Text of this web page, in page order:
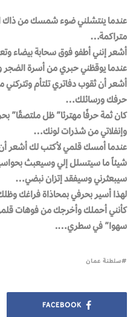
عندما ينتشلني ضوء شمسك من ذاك
متراكمة…
أشعر إنني أطفو فوق سحابة بيضاء
عندما يوقظني حبري من أسرة
أشعر أن ثقوب دفاتري تلتأم
حرفك ورسائلك…
كان ثمة حرفًا مهترئا” ظل ملتصقًا”
وإنفلاتي من شذرات لونك…
عندما أمسك قلمي لأكتب لك أشعر
شيئاً ما سيتسلل إلي وسيعبث
سيبعثرني وسيفقد إتزان نبضي…
لهذا أسير بحرفي بمحاذاة فراغك
كأنني أحملك وأخرجك من فوهات
سهوا” في سطري….
سلطنة عمان
FACEBOOK